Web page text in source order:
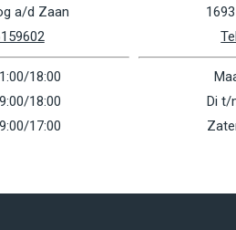
a/d Zaan
18:00
18:00
17:00
Di t/